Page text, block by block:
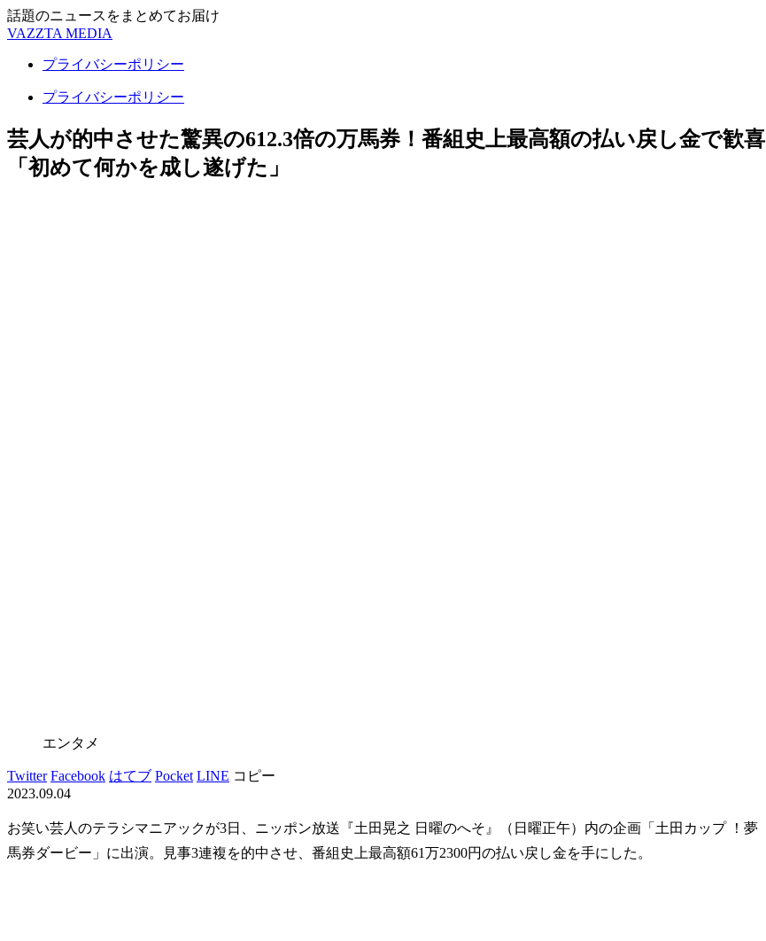
話題のニュースをまとめてお届け
VAZZTA MEDIA
プライバシーポリシー
プライバシーポリシー
芸人が的中させた驚異の612.3倍の万馬券！番組史上最高額の払い戻し金で歓喜
「初めて何かを成し遂げた」
エンタメ
Twitter Facebook はてブ Pocket LINE コピー
2023.09.04
お笑い芸人のテラシマニアックが3日、ニッポン放送『土田晃之 日曜のへそ』（日曜正午）内の企画「土田カップ ！夢
馬券ダービー」に出演。見事3連複を的中させ、番組史上最高額61万2300円の払い戻し金を手にした。